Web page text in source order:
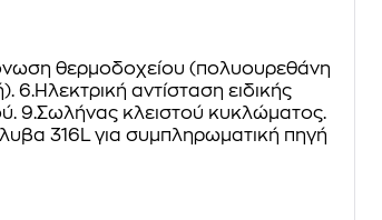
θερμοδοχείου (πολυουρεθάνη
αντίσταση ειδικής
9.Σωλήνας κλειστού κυκλώματος.
316L για συμπληρωματική πηγή